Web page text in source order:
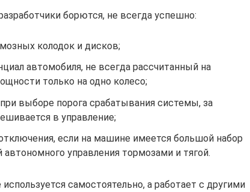
борются, не всегда успешно:
колодок и дисков;
автомобиля, не всегда рассчитанный на
только на одно колесо;
выборе порога срабатывания системы, за
в управление;
если на машине имеется большой набор
управления тормозами и тягой.
самостоятельно, а работает с другими